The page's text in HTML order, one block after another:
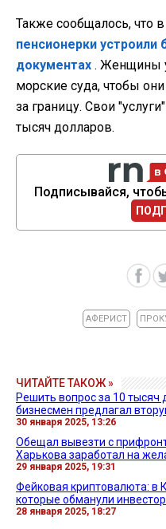
Также сообщалось, что
пенсионерки устроили
документах . Женщины
морские суда, чтобы
за границу. Свои
тысяч долларов.
Подписывайся,
АФЕРИСТ
ЧИТАЙТЕ ТАКОЖ »
Решить вопрос за 10 тысяч
бизнесмен предлагал
30 января 2025, 13:26
Обещал вывезти с
Харькова заработал на
29 января 2025, 19:31
Фейковая криптовалюта: в
которые обманули
28 января 2025, 18:27